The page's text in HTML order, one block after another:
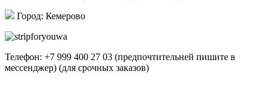
Город: Кемерово
Телефон: +7 999 400 27 03 (предпочтительней пишите в
мессенджер) (для срочных заказов)